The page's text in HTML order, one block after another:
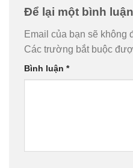
Để lại một bình luận
Email của bạn sẽ không
Các trường bắt buộc
Bình luận *